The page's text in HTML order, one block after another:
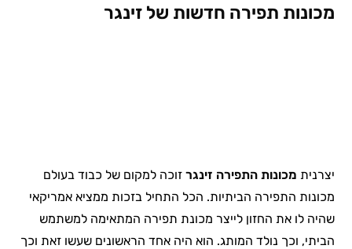
מכונות תפירה חדשות של זינגר
יצרנית מכונות התפירה זינגר זוכה למקום של כבוד בעולם
מכונות התפירה הביתיות. הכל התחיל בזכות ממציא אמריקאי
שהיה לו את החזון לייצר מכונת תפירה המתאימה למשתמש
הביתי, וכך נולד המותג. הוא היה אחד הראשונים שעשו זאת וכך